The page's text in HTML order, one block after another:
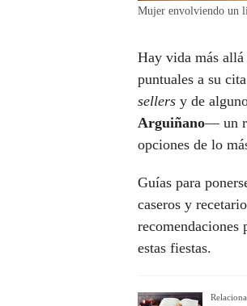
Mujer envolviendo un
Hay vida más allá
puntuales a su
sellers y de
Arguiñano— un
opciones de lo
Guías para
caseros y
recomendaciones
estas fiestas.